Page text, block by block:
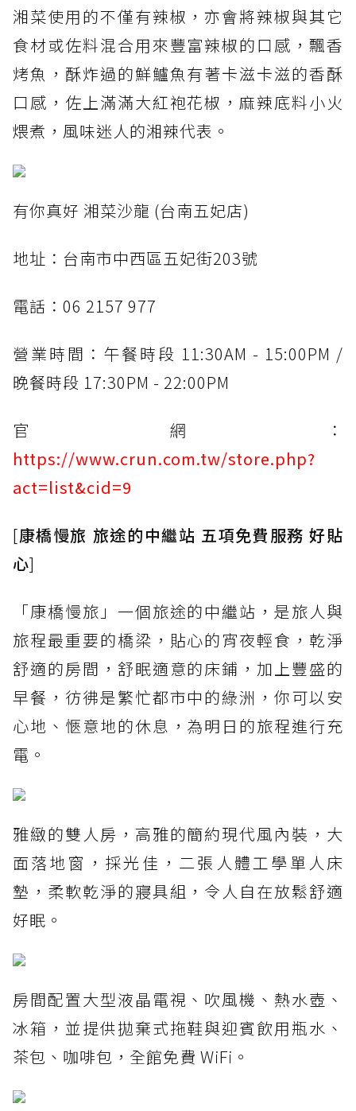
湘菜使用的不僅有辣椒，亦會將辣椒與其它
食材或佐料混合用來豐富辣椒的口感，飄香
烤魚，酥炸過的鮮鱸魚有著卡滋卡滋的香酥
口感，佐上滿滿大紅袍花椒，麻辣底料小火
煨煮，風味迷人的湘辣代表。
有你真好 湘菜沙龍 (台南五妃店)
地址：台南市中西區五妃街203號
電話：06 2157 977
營業時間：午餐時段 11:30AM - 15:00PM /
晚餐時段 17:30PM - 22:00PM
官網：
https://www.crun.com.tw/store.php?
act=list&cid=9
[康橋慢旅 旅途的中繼站 五項免費服務 好貼
心]
「康橋慢旅」一個旅途的中繼站，是旅人與
旅程最重要的橋梁，貼心的宵夜輕食，乾淨
舒適的房間，舒眠適意的床鋪，加上豐盛的
早餐，彷彿是繁忙都市中的綠洲，你可以安
心地、愜意地的休息，為明日的旅程進行充
電。
雅緻的雙人房，高雅的簡約現代風內裝，大
面落地窗，採光佳，二張人體工學單人床
墊，柔軟乾淨的寢具組，令人自在放鬆舒適
好眠。
房間配置大型液晶電視、吹風機、熱水壺、
冰箱，並提供拋棄式拖鞋與迎賓飲用瓶水、
茶包、咖啡包，全館免費 WiFi。